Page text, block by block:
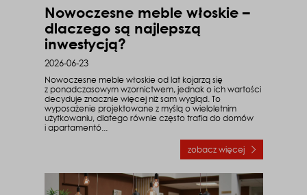
Nowoczesne meble włoskie –
dlaczego są najlepszą
inwestycją?
2026-06-23
Nowoczesne meble włoskie od lat kojarzą się
z ponadczasowym wzornictwem, jednak o ich wartości
decyduje znacznie więcej niż sam wygląd. To
wyposażenie projektowane z myślą o wieloletnim
użytkowaniu, dlatego równie często trafia do domów
i apartamentó...
zobacz więcejo Nowoczesne